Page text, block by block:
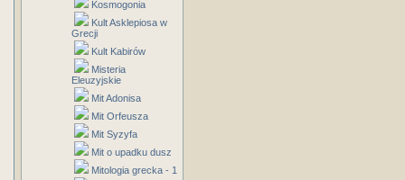
Kosmogonia
Kult Asklepiosa w
Grecji
Kult Kabirów
Misteria
Eleuzyjskie
Mit Adonisa
Mit Orfeusza
Mit Syzyfa
Mit o upadku dusz
Mitologia grecka - 1